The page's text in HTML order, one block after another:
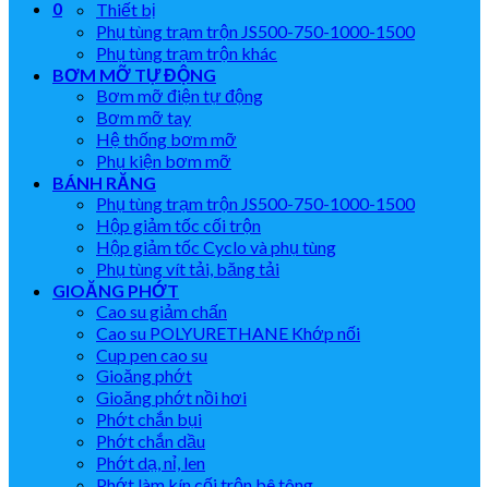
0
Thiết bị
Phụ tùng trạm trộn JS500-750-1000-1500
Phụ tùng trạm trộn khác
BƠM MỠ TỰ ĐỘNG
Bơm mỡ điện tự động
Bơm mỡ tay
Hệ thống bơm mỡ
Phụ kiện bơm mỡ
BÁNH RĂNG
Phụ tùng trạm trộn JS500-750-1000-1500
Hộp giảm tốc cối trộn
Hộp giảm tốc Cyclo và phụ tùng
Phụ tùng vít tải, băng tải
GIOĂNG PHỚT
Cao su giảm chấn
Cao su POLYURETHANE Khớp nối
Cup pen cao su
Gioăng phớt
Gioăng phớt nồi hơi
Phớt chắn bụi
Phớt chắn dầu
Phớt dạ, nỉ, len